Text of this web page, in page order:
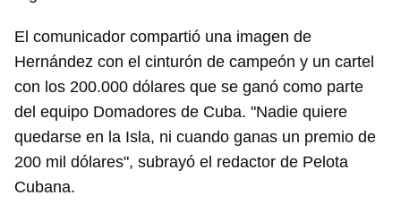
El comunicador compartió una imagen de
Hernández con el cinturón de campeón y un cartel
con los 200.000 dólares que se ganó como parte
del equipo Domadores de Cuba. "Nadie quiere
quedarse en la Isla, ni cuando ganas un premio de
200 mil dólares", subrayó el redactor de Pelota
Cubana.